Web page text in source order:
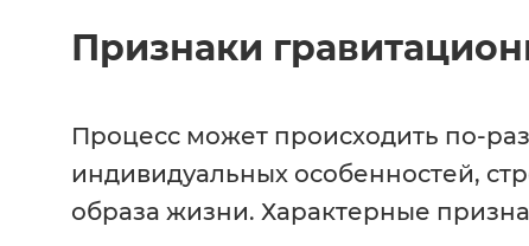
Признаки
Процесс может происходить по-
индивидуальных особенностей,
образа жизни. Характерные